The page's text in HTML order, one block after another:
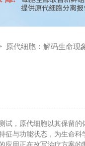
原代细胞：解码生命现
，原代细胞以其保留的
征与功能状态，为生命科